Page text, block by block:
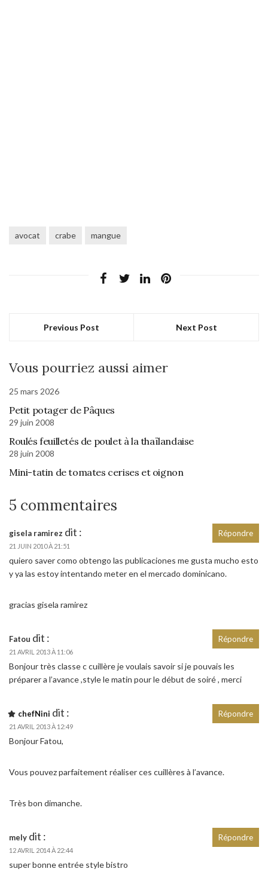
avocat crabe mangue
Previous Post Next Post
Vous pourriez aussi aimer
25 mars 2026
Petit potager de Pâques
29 juin 2008
Roulés feuilletés de poulet à la thaïlandaise
28 juin 2008
Mini-tatin de tomates cerises et oignon
5 commentaires
gisela ramirez dit :
21 JUIN 2010 À 21:51
quiero saver como obtengo las publicaciones me gusta mucho esto
y ya las estoy intentando meter en el mercado dominicano.
gracias gisela ramirez
Répondre
Fatou dit :
21 AVRIL 2013 À 11:06
Bonjour très classe c cuillère je voulais savoir si je pouvais les
préparer a l’avance ,style le matin pour le début de soiré , merci
Répondre
chefNini dit :
21 AVRIL 2013 À 12:49
Bonjour Fatou,
Vous pouvez parfaitement réaliser ces cuillères à l’avance.
Très bon dimanche.
Répondre
mely dit :
12 AVRIL 2014 À 22:44
super bonne entrée style bistro
Répondre